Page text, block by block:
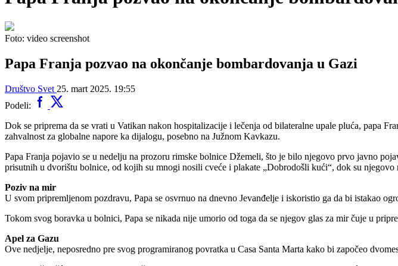
Foto: video screenshot
Papa Franja pozvao na okončanje bombardovanja u Gazi
Društvo Svet 25. mart 2025. 19:55
Podeli:
Dok se priprema da se vrati u Vatikan nakon hospitalizacije i lečenja od bilateralne upale pluća, papa
zahvalnost za globalne napore ka dijalogu, posebno na Južnom Kavkazu.
Papa Franja pojavio se u nedelju na prozoru rimske bolnice Džemeli, što je bilo njegovo prvo javno
prisutnih u dvorištu bolnice, od kojih su mnogi nosili cveće i plakate „Dobrodošli kući“, dok su
Poziv na mir
U svom pripremljenom pozdravu, Papa se osvrnuo na dnevno Jevanđelje i iskoristio ga da bi istakao
Tokom svog boravka u bolnici, Papa se nikada nije umorio od toga da se njegov glas za mir čuje u
Apel za Gazu
Ove nedjelje, neposredno pre svog programiranog povratka u Casa Santa Marta kako bi započeo